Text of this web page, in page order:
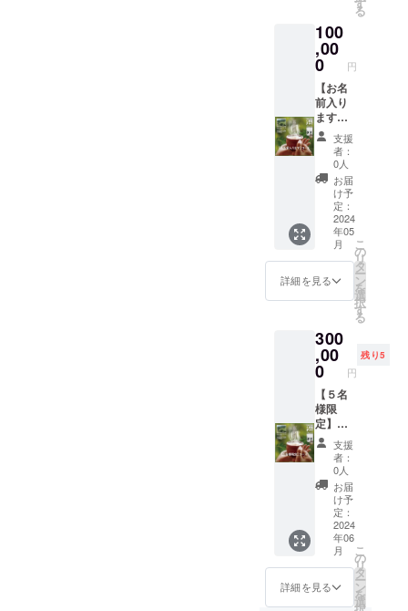
・妊娠
中の人
も安心
してお
召し上
がりい
ただけ
ます。
味は
スッキ
リして
いて、
苦味も
ありま
せん。
普通の
茶と同
じ感覚
し上が
りいた
だけま
す。
※「原材
料及び
添加物
等の食
品表示
はお届
け商品
のラベ
ルに表
記され
ます。
商品開
お届け
のリ
お届け
のリ
ターン
に貼付
された
ラベル
や注意
書きを
ご確認
くださ
い。」
笹」
を、こ
だわり
の製法
で、 生
姜の引
き立つ
ノンカ
フェイ
ンの
チャイ
に仕上
げまし
た。
【くま
笹茶 焙
煎】 ・
北海道
方々が
山に分
け入り
収穫し
た くま
笹の中
から更
に厳選
した葉
を選
び、工
場で丁
寧に 焙
煎し
て、飲
みやす
いお茶
に仕上
入) 3袋
・ご飯
のお供
（行者
にんに
く醬油
漬、北
の三升
漬、南
蛮味
噌）3種
各1本
・感謝
の手紙
・私た
ちの工
場は、
大雪山
の麓、
上川町
ます。
そんな
大自然
に囲ま
れた小
さな工
場で、
大雪山
の恵み
「くま
笹」
を、こ
だわり
の製法
で、 生
姜の引
き立つ
ノンカ
フェイ
る
100
,00
0 円
【お名
前入り
ます】
コース
【くま
笹関連
製品】
・くま
笹Chai
（50g
入） 30
袋 お名
前（個
人名な
ど）の
入った
ナルラ
ベルを
貼った
商品を
お届け
しま
す。 ※1
文字の
サイズ
は タテ
10㎜程
度、ヨ
コ50㎜
程度 ※2
支援
時、必
ず備考
欄に掲
載を希
支援
者：
0人
お届
け予
定：
2024
年05
月
詳細を見る
こ
の
リ
タ
ー
ン
を
選
択
す
る
300
,00
0 円
残り5
【５名
様限
定】
コース
【くま
笹関連
製品】
くま笹
Chai
（50g
入）50
袋 お名
前（個
人名な
ど）の
支援
者：
0人
お届
け予
定：
2024
年06
月
詳細を見る
こ
の
リ
タ
ー
ン
を
選